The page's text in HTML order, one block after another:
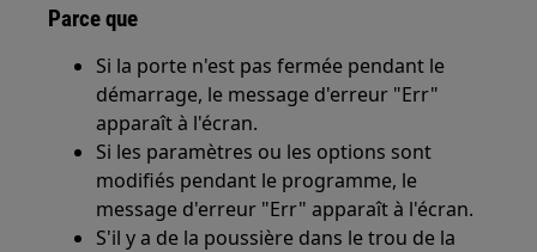
Parce que
Si la porte n'est pas fermée pendant le
démarrage, le message d'erreur "Err"
apparaît à l'écran.
Si les paramètres ou les options sont
modifiés pendant le programme, le
message d'erreur "Err" apparaît à l'écran.
S'il y a de la poussière dans le trou de la